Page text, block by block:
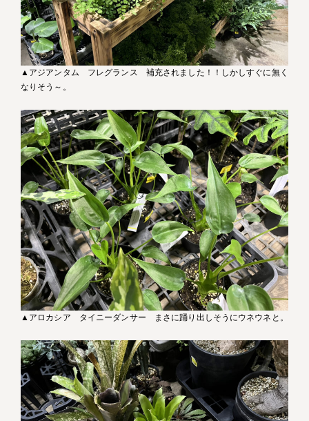
▲アジアンタム フレグランス 補充されました！！しかしすぐに無く
なりそう～。
▲アロカシア タイニーダンサー まさに踊り出しそうにウネウネと。